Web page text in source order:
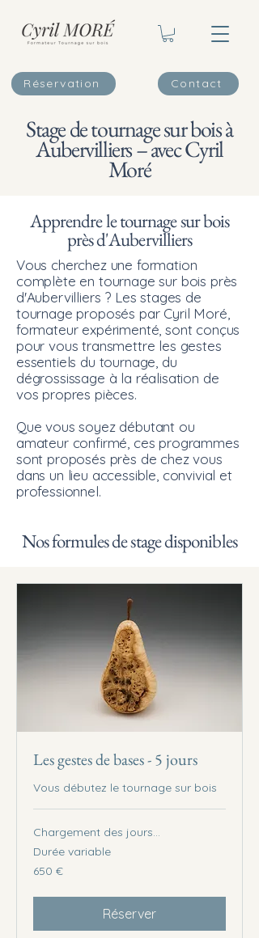
Contact
Réservation
Stage de tournage sur bois à
Aubervilliers – avec Cyril
Moré
Apprendre le tournage sur bois
près d'Aubervilliers
Vous cherchez une formation
complète en tournage sur bois près
d'Aubervilliers ? Les stages de
tournage proposés par Cyril Moré,
formateur expérimenté, sont conçus
pour vous transmettre les gestes
essentiels du tournage, du
dégrossissage à la réalisation de
vos propres pièces.
Que vous soyez débutant ou
amateur confirmé, ces programmes
sont proposés près de chez vous
dans un lieu accessible, convivial et
professionnel.
Nos formules de stage disponibles
Les gestes de bases - 5 jours
Vous débutez le tournage sur bois
Chargement des jours...
Durée variable
650
euros
650 €
Réserver